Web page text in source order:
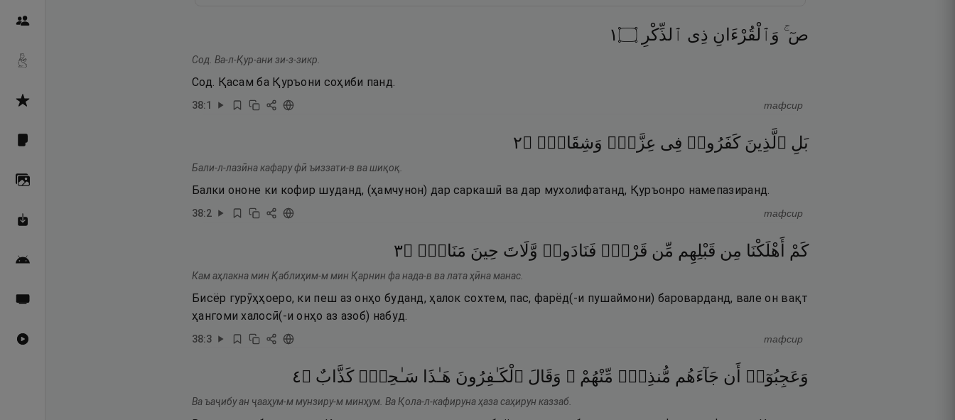
صٓ ۚ وَٱلْقُرْءَانِ ذِى ٱلذِّكْرِ ۝١
Сод. Ва-л-Қур-ани зи-з-зикр.
Сод. Қасам ба Қуръони соҳиби панд.
38:1 тафсир
بَلِ ٱلَّذِينَ كَفَرُوا۟ فِى عِزَّةٍۢ وَشِقَاقٍۢ ۝٢
Бали-л-лазӣна кафару фӣ ъиззати-в ва шиқоқ.
Балки ононе ки кофир шуданд, (ҳамчунон) дар саркашӣ ва дар мухолифатанд, Қуръонро намепазиранд.
38:2 тафсир
كَمْ أَهْلَكْنَا مِن قَبْلِهِم مِّن قَرْنٍۢ فَنَادَوا۟ وَّلَاتَ حِينَ مَنَاصٍۢ ۝٣
Кам аҳлакна мин Қаблиҳим-м мин Қарнин фа нада-в ва лата ҳӣна манас.
Бисёр гурӯҳҳоеро, ки пеш аз онҳо буданд, ҳалок сохтем, пас, фарёд(-и пушаймони) бароварданд, вале он вақт
ҳангоми халосӣ(-и онҳо аз азоб) набуд.
38:3 тафсир
وَعَجِبُوٓا۟ أَن جَآءَهُم مُّنذِرٌۭ مِّنْهُمْ ۖ وَقَالَ ٱلْكَـٰفِرُونَ هَـٰذَا سَـٰحِرٌۭ كَذَّابٌ ۝٤
Ва ъаҷибу ан ҷааҳум-м мунзиру-м минҳум. Ва Қола-л-кафируна ҳаза саҳирун каззаб.